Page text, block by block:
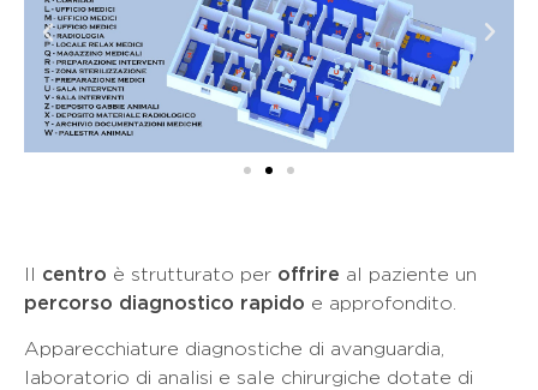
centro è strutturato per offrire al paziente un
percorso diagnostico rapido e approfondito.
Apparecchiature diagnostiche di avanguardia,
laboratorio di analisi e sale chirurgiche dotate di